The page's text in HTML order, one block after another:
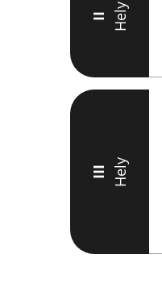
II Hely
III Hely